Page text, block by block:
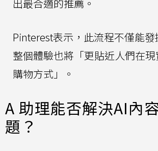
出最合適的推薦。
Pinterest表示，此流程不僅能發
整個體驗也將「更貼近人們在
購物方式」。
A 助理能否解決AI內
題？